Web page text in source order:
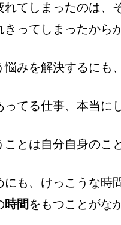
れてしまったのは、
きってしまったから
悩みを解決するにも
ってる仕事、本当に
ことは自分自身のこ
にも、けっこうな時
時間 をもつことがな